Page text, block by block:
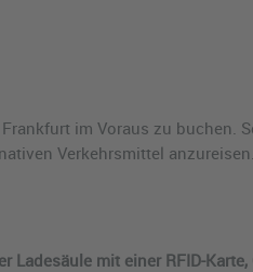
im Voraus zu buchen.
Verkehrsmittel anzureisen.
mit einer RFID-Karte,